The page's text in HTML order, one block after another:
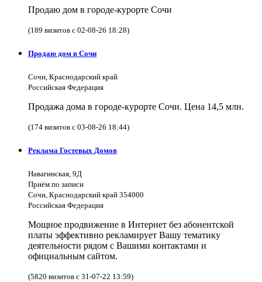
Продаю дом в городе-курорте Сочи
(189 визитов с 02-08-26 18:28)
Продаю дом в Сочи
Сочи, Краснодарский край
Российская Федерация
Продажа дома в городе-курорте Сочи. Цена 14,5 млн.
(174 визитов с 03-08-26 18:44)
Реклама Гостевых Домов
Навагинская, 9Д
Приём по записи
Сочи, Краснодарский край 354000
Российская Федерация
Мощное продвижение в Интернет без абонентской
платы эффективно рекламирует Вашу тематику
деятельности рядом с Вашими контактами и
официальным сайтом.
(5820 визитов с 31-07-22 13:59)